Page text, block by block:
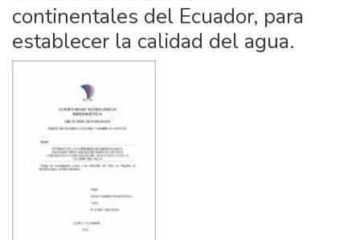
continentales del Ecuador, para
establecer la calidad del agua.